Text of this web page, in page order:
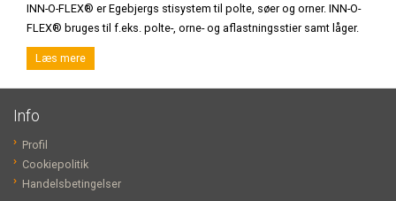
INN-O-FLEX® er Egebjergs stisystem til polte, søer og orner. INN-O-
FLEX® bruges til f.eks. polte-, orne- og aflastningsstier samt låger.
Læs mere
Info
Profil
Cookiepolitik
Handelsbetingelser